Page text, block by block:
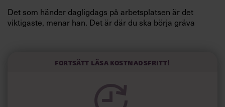
Det som händer dagligdags på arbetsplatsen är det
viktigaste, menar han. Det är där du ska börja gräva
och höjt arbetsglädjen på Google:
Fortsätt läsa kostnadsfritt!